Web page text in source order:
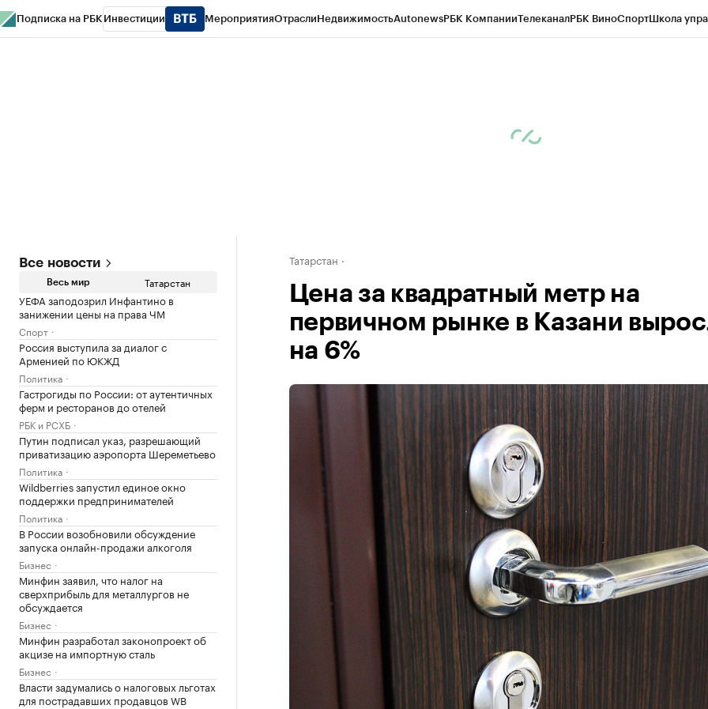
Подписка на РБК Инвестиции МероприятияОтраслиНедвижимостьAutonewsРБК КомпанииТелеканалРБК ВиноСпортШкола
Все новости
Весь мир Татарстан
УЕФА заподозрил Инфантино в
занижении цены на права ЧМ
Спорт
Россия выступила за диалог с
Арменией по ЮКЖД
Политика
Гастрогиды по России: от аутентичных
ферм и ресторанов до отелей
РБК и РСХБ
Путин подписал указ, разрешающий
приватизацию аэропорта Шереметьево
Политика
Wildberries запустил единое окно
поддержки предпринимателей
Политика
В России возобновили обсуждение
запуска онлайн-продажи алкоголя
Бизнес
Минфин заявил, что налог на
сверхприбыль для металлургов не
обсуждается
Бизнес
Минфин разработал законопроект об
акцизе на импортную сталь
Бизнес
Власти задумались о налоговых льготах
для пострадавших продавцов WB
Татарстан
Цена за квадратный метр на
первичном рынке в Казани
на 6%